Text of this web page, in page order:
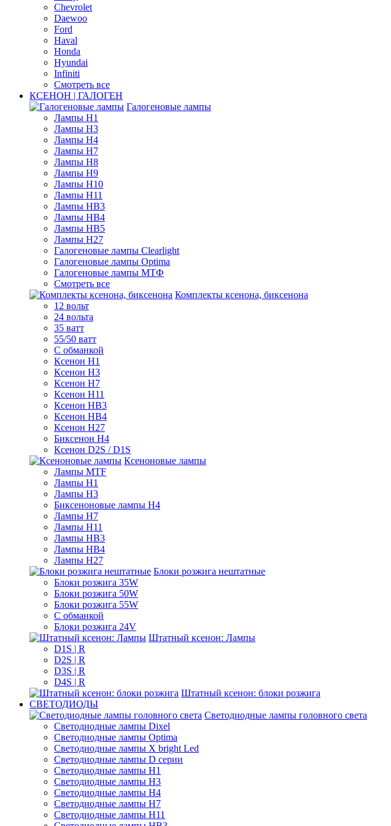
Chevrolet
Daewoo
Ford
Haval
Honda
Hyundai
Infiniti
Смотреть все
КСЕНОН | ГАЛОГЕН
Галогеновые лампы
Лампы H1
Лампы H3
Лампы H4
Лампы H7
Лампы H8
Лампы H9
Лампы H10
Лампы H11
Лампы HB3
Лампы HB4
Лампы HB5
Лампы H27
Галогеновые лампы Clearlight
Галогеновые лампы Optima
Галогеновые лампы МТФ
Смотреть все
Комплекты ксенона, биксенона
12 вольт
24 вольта
35 ватт
55/50 ватт
С обманкой
Ксенон H1
Ксенон H3
Ксенон H7
Ксенон H11
Ксенон HB3
Ксенон HB4
Ксенон H27
Биксенон H4
Ксенон D2S / D1S
Ксеноновые лампы
Лампы MTF
Лампы H1
Лампы H3
Биксеноновые лампы H4
Лампы H7
Лампы H11
Лампы HB3
Лампы HB4
Лампы H27
Блоки розжига нештатные
Блоки розжига 35W
Блоки розжига 50W
Блоки розжига 55W
С обманкой
Блоки розжига 24V
Штатный ксенон: Лампы
D1S | R
D2S | R
D3S | R
D4S | R
Штатный ксенон: блоки розжига
СВЕТОДИОДЫ
Светодиодные лампы головного света
Светодиодные лампы Dixel
Светодиодные лампы Optima
Светодиодные лампы X bright Led
Светодиодные лампы D серии
Светодиодные лампы H1
Светодиодные лампы H3
Светодиодные лампы H4
Светодиодные лампы H7
Светодиодные лампы H11